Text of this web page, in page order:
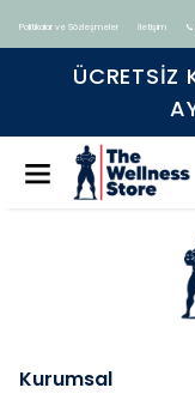
Politikalar ve Sözleşmeler İletişim
ÜCRETSIZ
Kurumsal